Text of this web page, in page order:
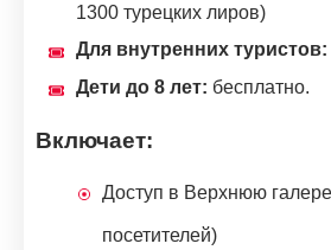
1300 турецких лиров)
Для внутренних туристов:
Дети до 8 лет: бесплатно.
Включает:
Доступ в Верхнюю
посетителей)